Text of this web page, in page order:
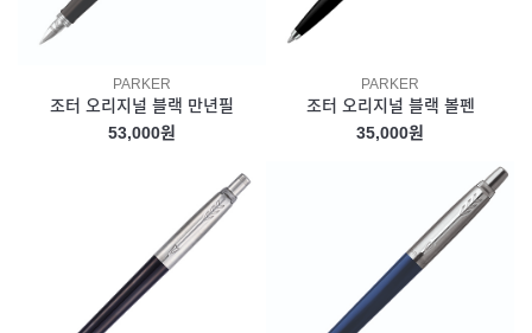
PARKER
조터 오리지널 블랙 만년필
53,000원
PARKER
조터 오리지널 블랙 볼펜
35,000원